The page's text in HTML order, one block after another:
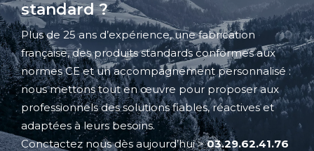
standard ?
Plus de 25 ans d’expérience, une fabrication
française, des produits standards conformes aux
normes CE et un accompagnement personnalisé :
nous mettons tout en œuvre pour proposer aux
professionnels des solutions fiables, réactives et
adaptées à leurs besoins.
Conctactez nous dès aujourd’hui>03.29.62.41.76